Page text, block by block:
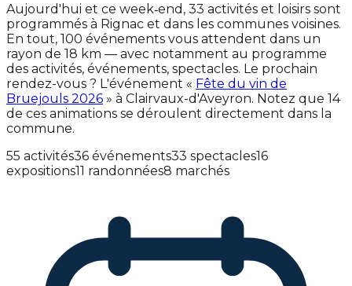
Aujourd'hui et ce week‑end, 33 activités et loisirs sont
programmés à Rignac et dans les communes voisines.
En tout, 100 événements vous attendent dans un
rayon de 18 km — avec notamment au programme
des activités, événements, spectacles. Le prochain
rendez-vous ? L'événement « Fête du vin de
Bruejouls 2026 » à Clairvaux-d'Aveyron. Notez que 14
de ces animations se déroulent directement dans la
commune.
55 activités36 événements33 spectacles16
expositions11 randonnées8 marchés